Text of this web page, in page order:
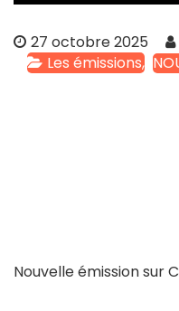
27 octobre 2025
Les émissions
Nouvelle émission sur